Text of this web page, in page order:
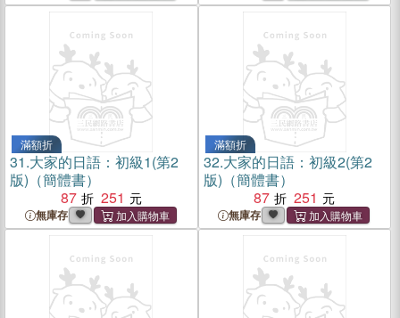
滿額折
31.大家的日語：初級1(第2
版)（簡體書）
87
251
無庫存
滿額折
32.大家的日語：初級2(第2
版)（簡體書）
87
251
無庫存